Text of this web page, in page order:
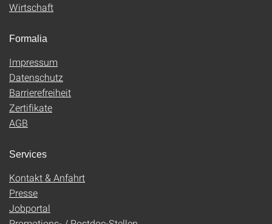
Wirtschaft
Formalia
Impressum
Datenschutz
Barrierefreiheit
Zertifikate
AGB
Services
Kontakt & Anfahrt
Presse
Jobportal